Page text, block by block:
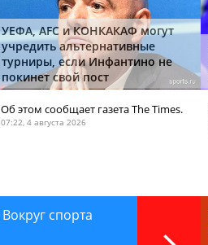
УЕФА, AFC и КОНКАКАФ могут
учредить альтернативные
турниры, если Инфантино не
покинет свой пост
Об этом сообщает газета The Times.
07:22, 4 августа 2026
Вокруг спорта